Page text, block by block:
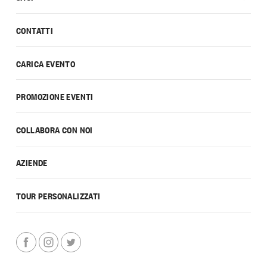
CONTATTI
CARICA EVENTO
PROMOZIONE EVENTI
COLLABORA CON NOI
AZIENDE
TOUR PERSONALIZZATI